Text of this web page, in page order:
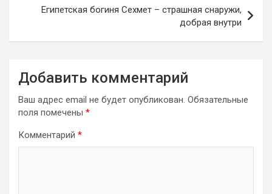
Египетская богиня Сехмет – страшная снаружи,
добрая внутри
Добавить комментарий
Ваш адрес email не будет опубликован. Обязательные
поля помечены *
Комментарий *